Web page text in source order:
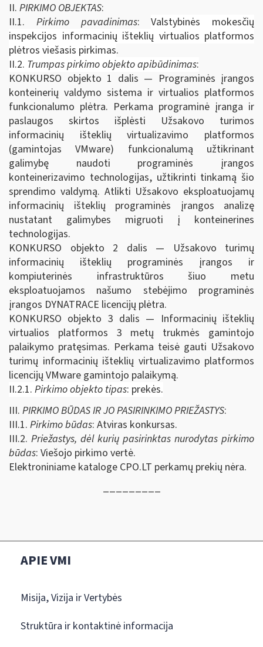
II. PIRKIMO OBJEKTAS:
II.1. Pirkimo pavadinimas:Valstybinės mokesčių
inspekcijos informacinių išteklių virtualios platformos
plėtros viešasis pirkimas.
II.2. Trumpas pirkimo objekto apibūdinimas:
KONKURSO objekto 1 dalis — Programinės įrangos
konteinerių valdymo sistema ir virtualios platformos
funkcionalumo plėtra. Perkama programinė įranga ir
paslaugos skirtos išplėsti Užsakovo turimos
informacinių išteklių virtualizavimo platformos
(gamintojas VMware) funkcionalumą užtikrinant
galimybę naudoti programinės įrangos
konteinerizavimo technologijas, užtikrinti tinkamą šio
sprendimo valdymą. Atlikti Užsakovo eksploatuojamų
informacinių išteklių programinės įrangos analizę
nustatant galimybes migruoti į konteinerines
technologijas.
KONKURSO objekto 2 dalis — Užsakovo turimų
informacinių išteklių programinės įrangos ir
kompiuterinės infrastruktūros šiuo metu
eksploatuojamos našumo stebėjimo programinės
įrangos DYNATRACE licencijų plėtra.
KONKURSO objekto 3 dalis — Informacinių išteklių
virtualios platformos 3 metų trukmės gamintojo
palaikymo pratęsimas. Perkama teisė gauti Užsakovo
turimų informacinių išteklių virtualizavimo platformos
licencijų VMware gamintojo palaikymą.
II.2.1. Pirkimo objekto tipas: prekės.
III. PIRKIMO BŪDAS IR JO PASIRINKIMO PRIEŽASTYS:
III.1. Pirkimo būdas: Atviras konkursas.
III.2. Priežastys, dėl kurių pasirinktas nurodytas pirkimo
būdas: Viešojo pirkimo vertė.
Elektroniniame kataloge CPO.LT perkamų prekių nėra.
_________
APIE VMI
Misija, Vizija ir Vertybės
Struktūra ir kontaktinė informacija